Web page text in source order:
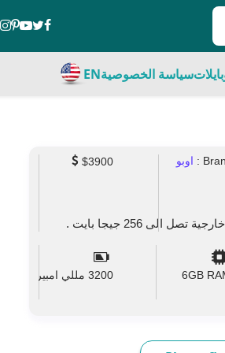
سياسة الخصوصيةEN
اوبو $3900
6GB 3200 مللي امبير